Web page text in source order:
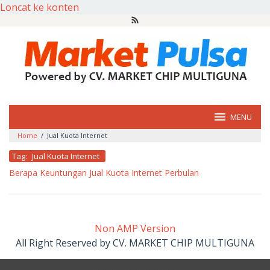
Loncat ke konten
MENU
Home / Jual Kuota Internet
Tag: Jual Kuota Internet
Berapa Keuntungan Jual Kuota Internet Perbulan
Non AMP Version
All Right Reserved by CV. MARKET CHIP MULTIGUNA